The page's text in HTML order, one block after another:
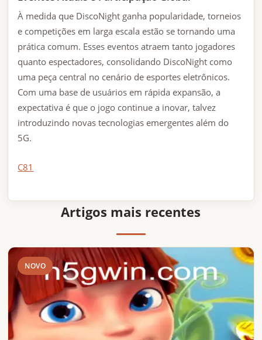
À medida que DiscoNight ganha popularidade, torneios
e competições em larga escala estão se tornando uma
prática comum. Esses eventos atraem tanto jogadores
quanto espectadores, consolidando DiscoNight como
uma peça central no cenário de esportes eletrônicos.
Com uma base de usuários em rápida expansão, a
expectativa é que o jogo continue a inovar, talvez
introduzindo novas tecnologias emergentes além do
5G.
C81
Artigos mais recentes
NOVO